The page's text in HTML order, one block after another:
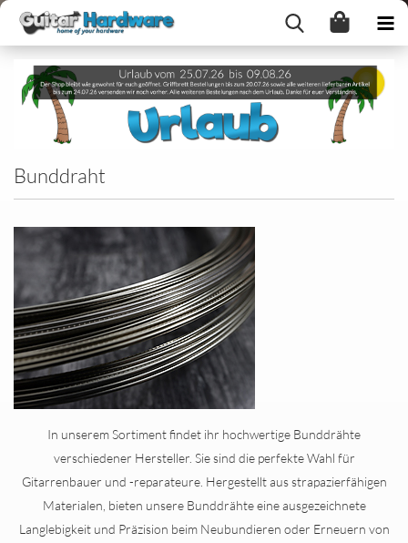
Bunddraht
In unserem Sortiment findet ihr hochwertige Bunddrähte
verschiedener Hersteller. Sie sind die perfekte Wahl für
Gitarrenbauer und -reparateure. Hergestellt aus strapazierfähigen
Materialen, bieten unsere Bunddrähte eine ausgezeichnete
Langlebigkeit und Präzision beim Neubundieren oder Erneuern von